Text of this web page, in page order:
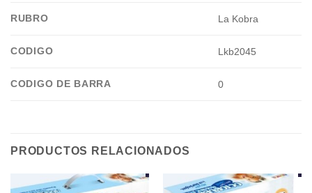
RUBRO La Kobra
CODIGO Lkb2045
CODIGO DE BARRA 0
PRODUCTOS RELACIONADOS